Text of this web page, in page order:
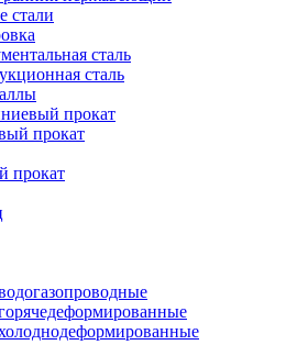
стали
сталь
сталь
прокат
прокат
прокат